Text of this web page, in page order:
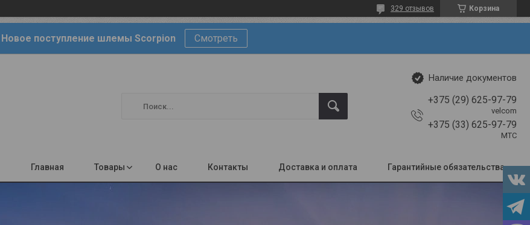
Корзина
329 отзывов
Новое поступление шлемы Scorpion Смотреть
Наличие документов
+375 (29) 625-97-79
velcom
+375 (33) 625-97-79
МТС
Главная Товары О нас Контакты Доставка и оплата Гарантийные обязательства